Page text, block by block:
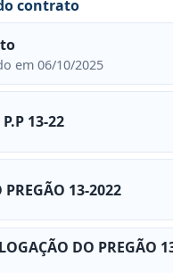
contrato
em 06/10/2025
13-22
PREGÃO 13-2022
DO PREGÃO